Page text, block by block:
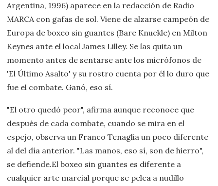
Argentina, 1996) aparece en la redacción de Radio
MARCA con gafas de sol. Viene de alzarse campeón de
Europa de boxeo sin guantes (Bare Knuckle) en Milton
Keynes ante el local James Lilley. Se las quita un
momento antes de sentarse ante los micrófonos de
'El Último Asalto' y su rostro cuenta por él lo duro que
fue el combate. Ganó, eso sí.
"El otro quedó peor", afirma aunque reconoce que
después de cada combate, cuando se mira en el
espejo, observa un Franco Tenaglia un poco diferente
al del día anterior. "Las manos, eso sí, son de hierro",
se defiende.El boxeo sin guantes es diferente a
cualquier arte marcial porque se pelea a nudillo